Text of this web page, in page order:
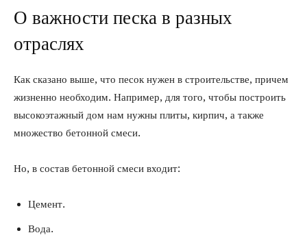
О важности песка в разных
отраслях
Как сказано выше, что песок нужен в строительстве, причем
жизненно необходим. Например, для того, чтобы построить
высокоэтажный дом нам нужны плиты, кирпич, а также
множество бетонной смеси.
Но, в состав бетонной смеси входит:
Цемент.
Вода.